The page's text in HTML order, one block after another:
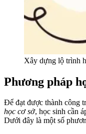
Xây dựng lộ trình
Phương pháp
Để đạt được thành công
học cơ sở, học sinh cần
Dưới đây là một số